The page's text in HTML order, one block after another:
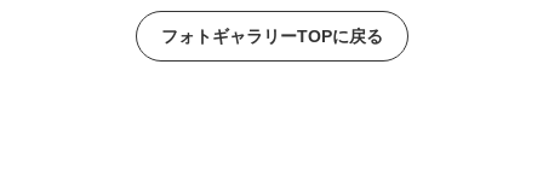
フォトギャラリーTOPに戻る